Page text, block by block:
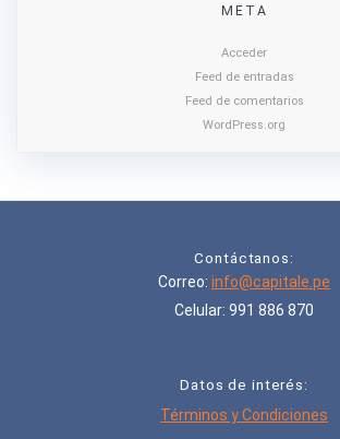
META
Acceder
Feed de entradas
Feed de comentarios
WordPress.org
Contáctanos:
Correo: info@capitale.pe
Celular: 991 886 870
Datos de interés:
Términos y Condiciones